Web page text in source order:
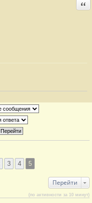
3 4 5
Перейти
(по активности за 10 минут)